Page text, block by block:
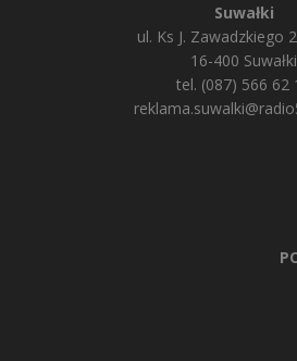
Suwałki
ul. Ks J. Zawadzkiego
16-400 Suwałki
tel. (087) 566 62